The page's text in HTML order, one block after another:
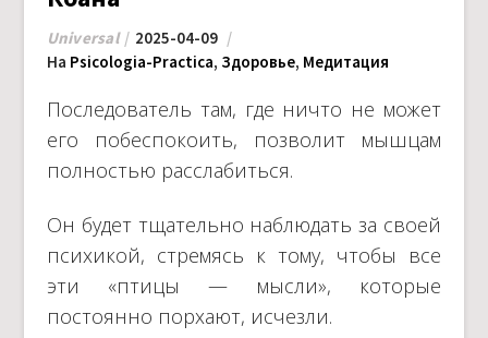
Universal
2025-04-09
На Psicologia-Practica, Здоровье, Медитация
Последователь там, где ничто не может
его побеспокоить, позволит мышцам
полностью расслабиться.
Он будет тщательно наблюдать за своей
психикой, стремясь к тому, чтобы все
эти «птицы — мысли», которые
постоянно порхают, исчезли.